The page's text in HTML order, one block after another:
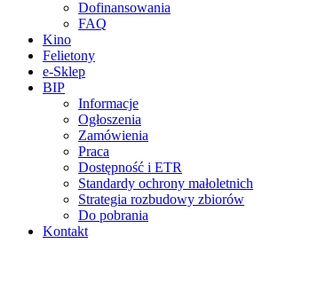
Dofinansowania
FAQ
Kino
Felietony
e-Sklep
BIP
Informacje
Ogłoszenia
Zamówienia
Praca
Dostępność i ETR
Standardy ochrony małoletnich
Strategia rozbudowy zbiorów
Do pobrania
Kontakt